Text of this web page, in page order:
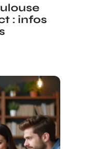
: infos